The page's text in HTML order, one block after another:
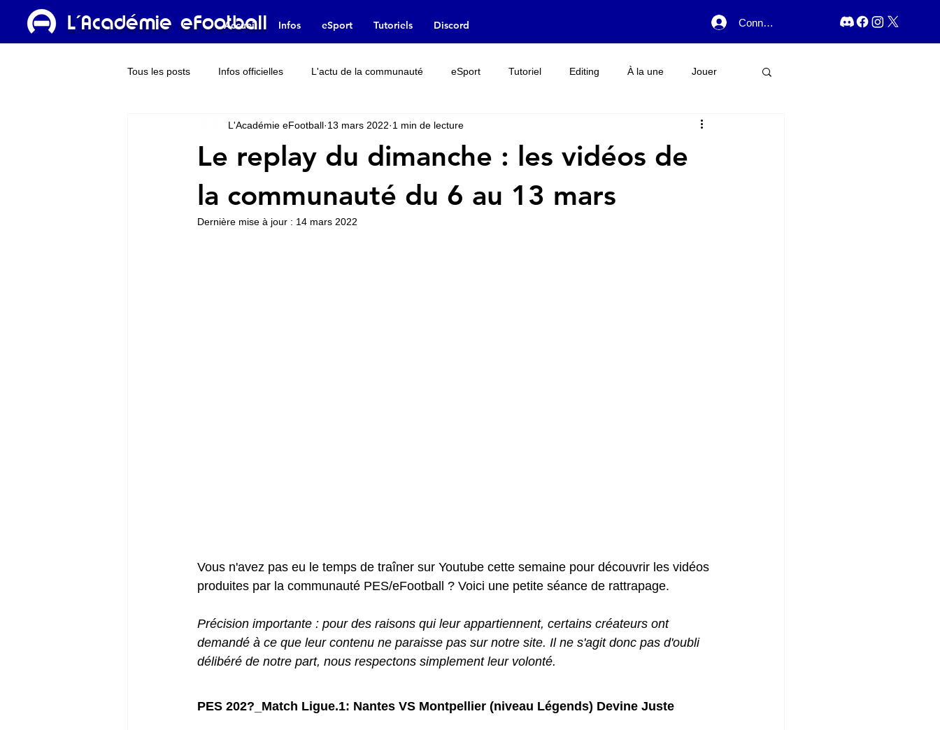
Accueil Infos eSport Tutoriels Discord
L'Académie eFootball Connexion
Tous les posts Infos officielles L'actu de la communauté eSport Tutoriel Editing À la une Jouer
L'Académie TV Rumeur Interview
Le replay du dimanche : les vidéos de
la communauté du 6 au 13 mars
L'Académie eFootball 13 mars 2022 1 min de lecture
Dernière mise à jour : 14 mars 2022
Vous n'avez pas eu le temps de traîner sur Youtube cette semaine pour découvrir les vidéos
produites par la communauté PES/eFootball ? Voici une petite séance de rattrapage.
Précision importante : pour des raisons qui leur appartiennent, certains créateurs ont
demandé à ce que leur contenu ne paraisse pas sur notre site. Il ne s'agit donc pas d'oubli
délibéré de notre part, nous respectons simplement leur volonté.
PES 202?_Match Ligue.1: Nantes VS Montpellier (niveau Légends) Devine Juste